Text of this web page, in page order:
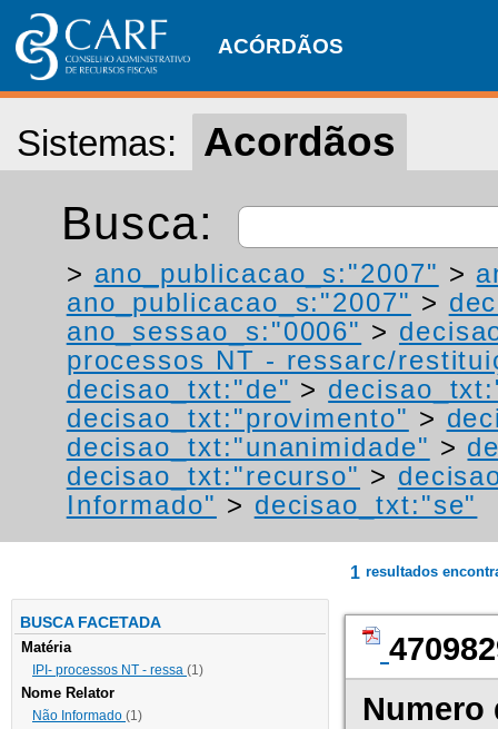
ACÓRDÃOS
Sistemas: Acordãos
Busca:
> ano_publicacao_s:"2007" >
ano_publicacao_s:"2007" >
ano_sessao_s:"0006" >
processos NT - ressarc/
decisao_txt:"de" >
decisao_txt:"provimento" >
decisao_txt:"unanimidade" >
decisao_txt:"recurso" >
Informado" > decisao_txt:"se"
BUSCA FACETADA
Matéria
IPI- processos NT - ressa (1)
Nome Relator
Não Informado (1)
1 resultados
Numero